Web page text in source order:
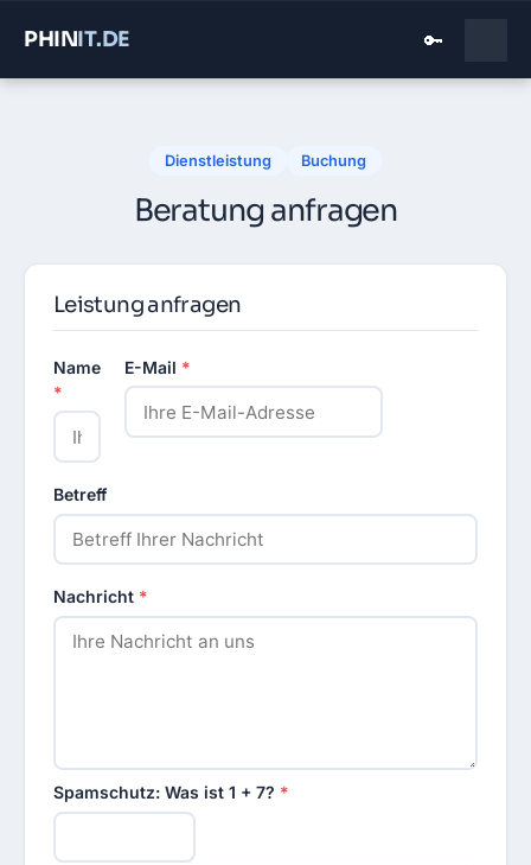
PHINIT.DE 🔑
Dienstleistung Buchung
Beratung anfragen
Leistung anfragen
Name
*
E-Mail *
Betreff
Nachricht *
Spamschutz: Was ist 1 + 7? *